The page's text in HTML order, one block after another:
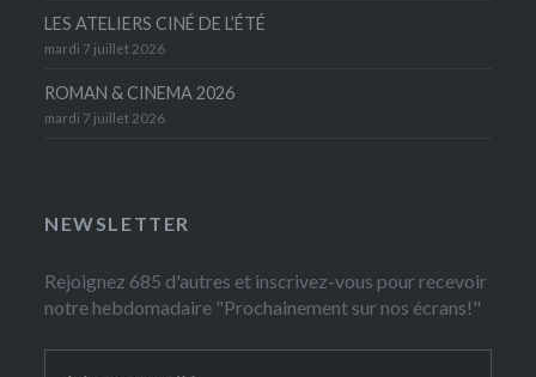
LES ATELIERS CINÉ DE L’ÉTÉ
mardi 7 juillet 2026
ROMAN & CINEMA 2026
mardi 7 juillet 2026
NEWSLETTER
Rejoignez 685 d'autres et inscrivez-vous pour recevoir
notre hebdomadaire "Prochainement sur nos écrans!"